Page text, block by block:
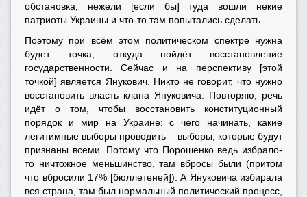
обстановка, нежели [если бы] туда вошли некие
патриоты Украины и что-то там попытались сделать.
Поэтому при всём этом политическом спектре нужна
будет точка, откуда пойдёт восстановление
государственности. Сейчас и на перспективу [этой
точкой] является Янукович. Никто не говорит, что нужно
восстановить власть клана Януковича. Повторяю, речь
идёт о том, чтобы восстановить конституционный
порядок и мир на Украине: с чего начинать, какие
легитимные выборы проводить – выборы, которые будут
признаны всеми. Потому что Порошенко ведь избрало-
то ничтожное меньшинство, там вбросы были (притом
что вбросили 17% [бюллетеней]). А Януковича избирала
вся страна, там был нормальный политический процесс,